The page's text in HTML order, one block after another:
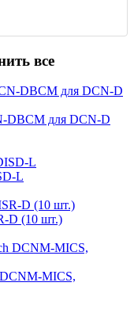
все
DBCM для DCN-D
L
D (10 шт.)
MICS,